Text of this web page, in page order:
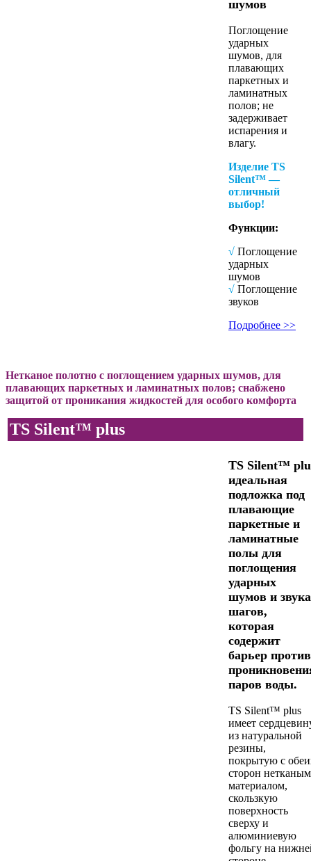
шумов
Поглощение
ударных
шумов, для
плавающих
паркетных и
ламинатных
полов; не
задерживает
испарения и
влагу.
Изделие TS
Silent™ —
отличный
выбор!
Функции:
√ Поглощение
ударных
шумов
√ Поглощение
звуков
Подробнее >>
Нетканое полотно с поглощением ударных шумов, для
плавающих паркетных и ламинатных полов; снабжено
защитой от проникания жидкостей для особого комфорта
TS Silent™ plus
TS Silent™
идеальная
подложка под
плавающие
паркетные и
ламинатные
полы для
поглощения
ударных
шумов и звука
шагов,
которая
содержит
барьер против
паров воды.
TS Silent™ plus
имеет
из натуральной
резины,
покрытую с
сторон нетканым
материалом,
скользкую
поверхность
сверху и
алюминиевую
фольгу на